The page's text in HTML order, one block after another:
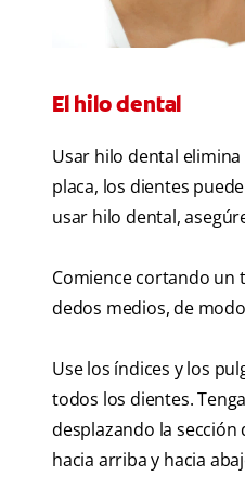
El hilo dental
Usar hilo dental
placa, los dientes
usar hilo dental,
Comience cortando un
dedos medios, de
Use los índices y los
todos los dientes.
desplazando la
hacia arriba y hacia